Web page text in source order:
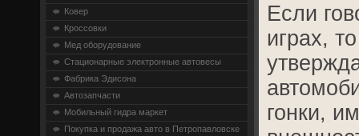
Ковер
Кроссовки
Мед оборудование
Стационарные электронные автовесы
Фабрика Эдисона
Автозапчасти
Мобильный гидра маркет
Покупка и продажа авто в Петропавловске
Если
играх,
гонки,